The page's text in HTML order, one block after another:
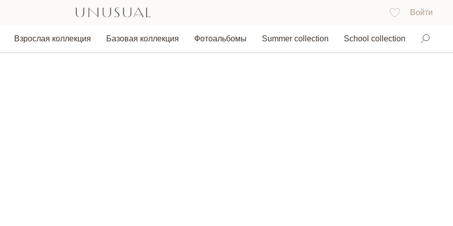
Войти
Взрослая коллекция Базовая коллекция Фотоальбомы Summer collection School collection